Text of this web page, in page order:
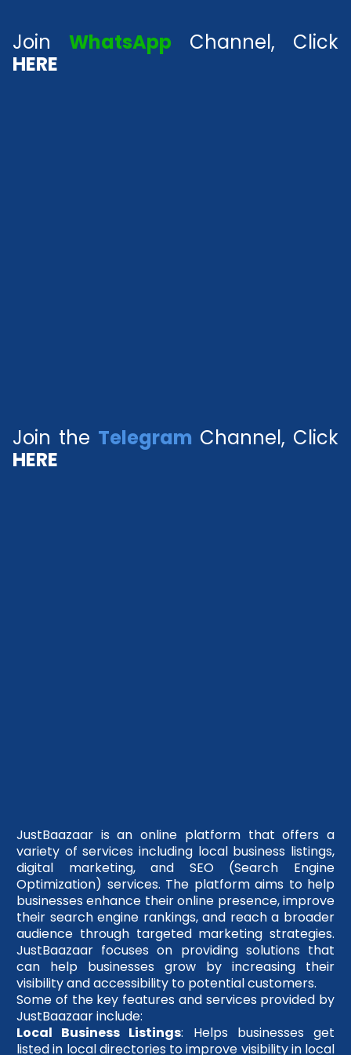
Join WhatsApp Channel, Click
HERE
Join the Telegram Channel, Click
HERE
JustBaazaar is an online platform that offers a
variety of services including local business listings,
digital marketing, and SEO (Search Engine
Optimization) services. The platform aims to help
businesses enhance their online presence, improve
their search engine rankings, and reach a broader
audience through targeted marketing strategies.
JustBaazaar focuses on providing solutions that
can help businesses grow by increasing their
visibility and accessibility to potential customers.
Some of the key features and services provided by
JustBaazaar include:
Local Business Listings: Helps businesses get
listed in local directories to improve visibility in local